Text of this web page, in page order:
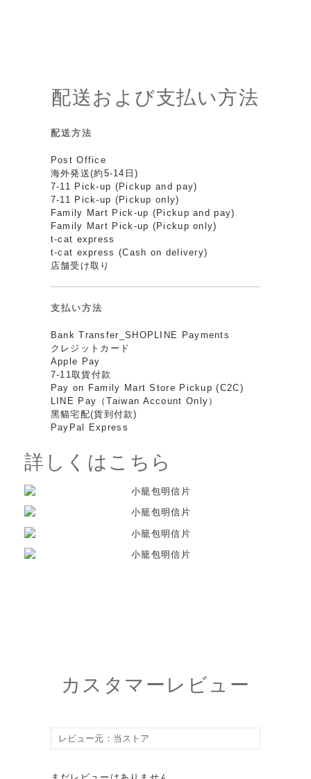
配送および支払い方法
配送方法
Post Office
海外発送(約5-14日)
7-11 Pick-up (Pickup and pay)
7-11 Pick-up (Pickup only)
Family Mart Pick-up (Pickup and pay)
Family Mart Pick-up (Pickup only)
t-cat express
t-cat express (Cash on delivery)
店舗受け取り
支払い方法
Bank Transfer_SHOPLINE Payments
クレジットカード
Apple Pay
7-11取貨付款
Pay on Family Mart Store Pickup (C2C)
LINE Pay（Taiwan Account Only）
黑貓宅配(貨到付款)
PayPal Express
詳しくはこちら
カスタマーレビュー